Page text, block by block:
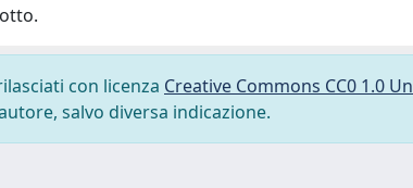
con licenza Creative Commons CC0 1.0
salvo diversa indicazione.